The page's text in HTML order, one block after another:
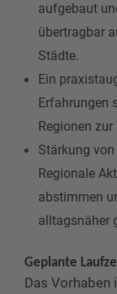
aufgebaut
übertragbar
Städte.
Ein
Erfahrungen
Regionen
Stärkung
Regionale
abstimmen
alltagsnäher
Geplante
Das Vorhaben